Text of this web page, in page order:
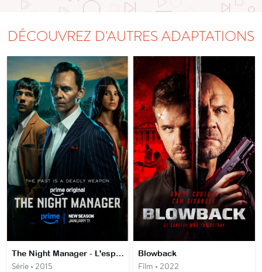
DÉCOUVREZ D'AUTRES ADAPTATIONS
The Night Manager - L'espion aux deux visages
Série • 2015
Blowback
Film • 2022